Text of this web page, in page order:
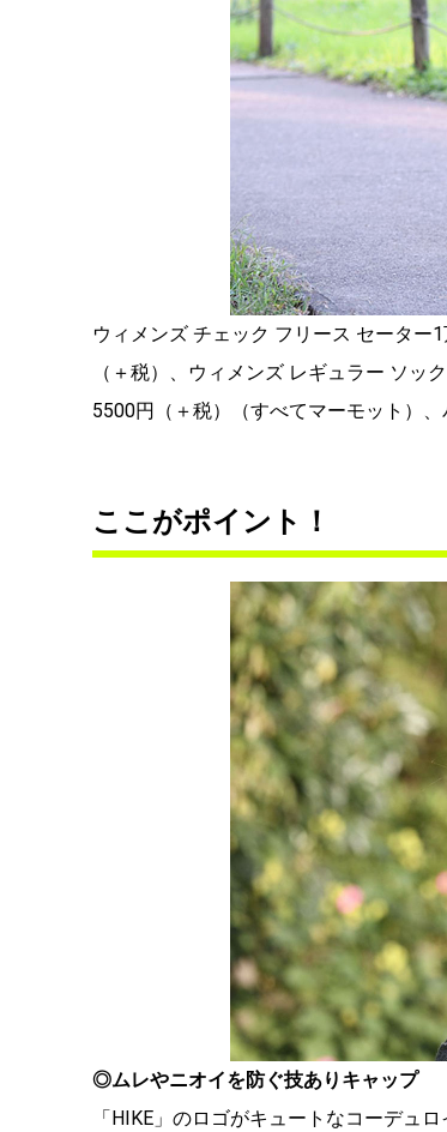
ウィメンズ チェック フリース セーター
（＋税）、ウィメンズ レギュラー ソ
5500円（＋税）（すべてマーモット）
ここがポイント！
◎ムレやニオイを防ぐ技ありキャップ
「HIKE」のロゴがキュートなコーデュ